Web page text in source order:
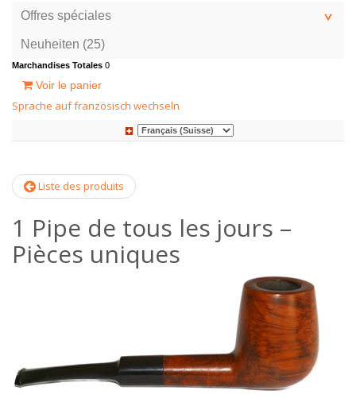
Offres spéciales
Neuheiten (25)
Marchandises Totales 0
Voir le panier
Sprache auf französisch wechseln
Liste des produits
1 Pipe de tous les jours –
Pièces uniques